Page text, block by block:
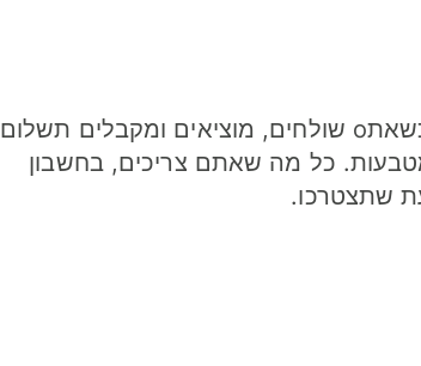
חסכו כסף כשאתo שולחים, מוציאים ומקבלים תשלום
40 מטבעות. כל מה שאתם צריכים, בחשבון
שתצטרכו.